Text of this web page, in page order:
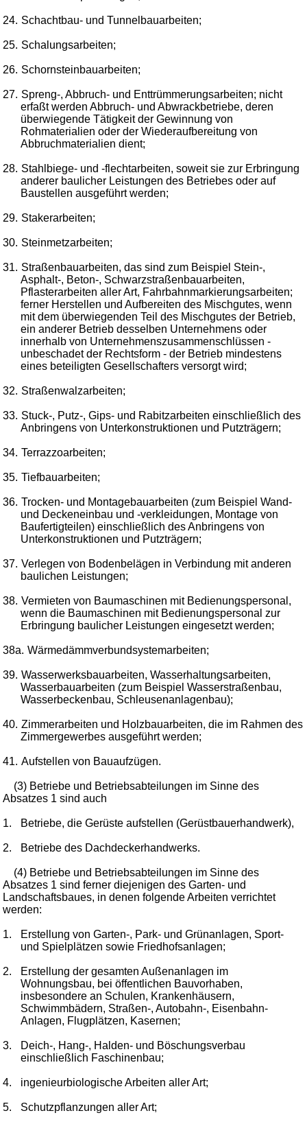
24. Schachtbau- und Tunnelbauarbeiten;
25. Schalungsarbeiten;
26. Schornsteinbauarbeiten;
27. Spreng-, Abbruch- und Enttrümmerungsarbeiten; nicht
erfaßt werden Abbruch- und Abwrackbetriebe, deren
überwiegende Tätigkeit der Gewinnung von
Rohmaterialien oder der Wiederaufbereitung von
Abbruchmaterialien dient;
28. Stahlbiege- und -flechtarbeiten, soweit sie zur Erbringung
anderer baulicher Leistungen des Betriebes oder auf
Baustellen ausgeführt werden;
29. Stakerarbeiten;
30. Steinmetzarbeiten;
31. Straßenbauarbeiten, das sind zum Beispiel Stein-,
Asphalt-, Beton-, Schwarzstraßenbauarbeiten,
Pflasterarbeiten aller Art, Fahrbahnmarkierungsarbeiten;
ferner Herstellen und Aufbereiten des Mischgutes, wenn
mit dem überwiegenden Teil des Mischgutes der Betrieb,
ein anderer Betrieb desselben Unternehmens oder
innerhalb von Unternehmenszusammenschlüssen -
unbeschadet der Rechtsform - der Betrieb mindestens
eines beteiligten Gesellschafters versorgt wird;
32. Straßenwalzarbeiten;
33. Stuck-, Putz-, Gips- und Rabitzarbeiten einschließlich des
Anbringens von Unterkonstruktionen und Putzträgern;
34. Terrazzoarbeiten;
35. Tiefbauarbeiten;
36. Trocken- und Montagebauarbeiten (zum Beispiel Wand-
und Deckeneinbau und -verkleidungen, Montage von
Baufertigteilen) einschließlich des Anbringens von
Unterkonstruktionen und Putzträgern;
37. Verlegen von Bodenbelägen in Verbindung mit anderen
baulichen Leistungen;
38. Vermieten von Baumaschinen mit Bedienungspersonal,
wenn die Baumaschinen mit Bedienungspersonal zur
Erbringung baulicher Leistungen eingesetzt werden;
38a. Wärmedämmverbundsystemarbeiten;
39. Wasserwerksbauarbeiten, Wasserhaltungsarbeiten,
Wasserbauarbeiten (zum Beispiel Wasserstraßenbau,
Wasserbeckenbau, Schleusenanlagenbau);
40. Zimmerarbeiten und Holzbauarbeiten, die im Rahmen des
Zimmergewerbes ausgeführt werden;
41. Aufstellen von Bauaufzügen.
(3) Betriebe und Betriebsabteilungen im Sinne des
Absatzes 1 sind auch
1. Betriebe, die Gerüste aufstellen (Gerüstbauerhandwerk),
2. Betriebe des Dachdeckerhandwerks.
(4) Betriebe und Betriebsabteilungen im Sinne des
Absatzes 1 sind ferner diejenigen des Garten- und
Landschaftsbaues, in denen folgende Arbeiten verrichtet
werden:
1.
Erstellung von Garten-, Park- und Grünanlagen, Sport-
und Spielplätzen sowie Friedhofsanlagen;
2.
Erstellung der gesamten Außenanlagen im
Wohnungsbau, bei öffentlichen Bauvorhaben,
insbesondere an Schulen, Krankenhäusern,
Schwimmbädern, Straßen-, Autobahn-, Eisenbahn-
Anlagen, Flugplätzen, Kasernen;
3.
Deich-, Hang-, Halden- und Böschungsverbau
einschließlich Faschinenbau;
4. ingenieurbiologische Arbeiten aller Art;
5. Schutzpflanzungen aller Art;